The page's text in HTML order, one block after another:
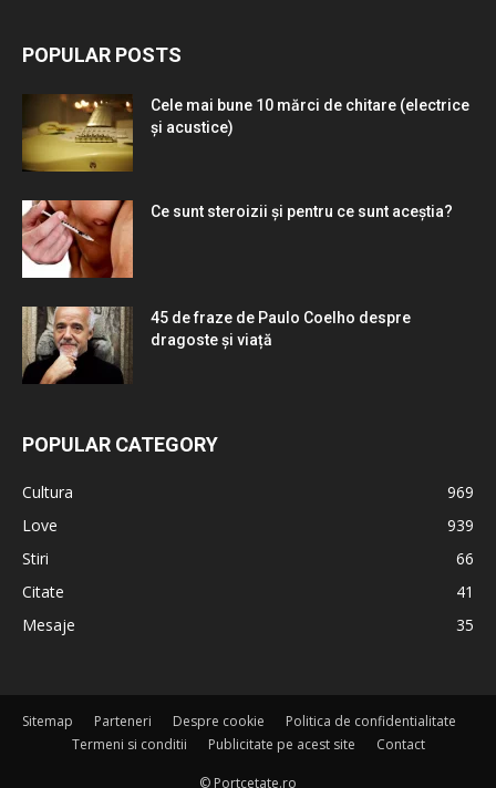
POPULAR POSTS
Cele mai bune 10 mărci de chitare (electrice
și acustice)
Ce sunt steroizii și pentru ce sunt aceștia?
45 de fraze de Paulo Coelho despre
dragoste și viață
POPULAR CATEGORY
Cultura
969
Love
939
Stiri
66
Citate
41
Mesaje
35
Sitemap Parteneri Despre cookie
Politica de confidentialitate
Termeni si conditii
Publicitate pe acest site Contact
© Portcetate.ro